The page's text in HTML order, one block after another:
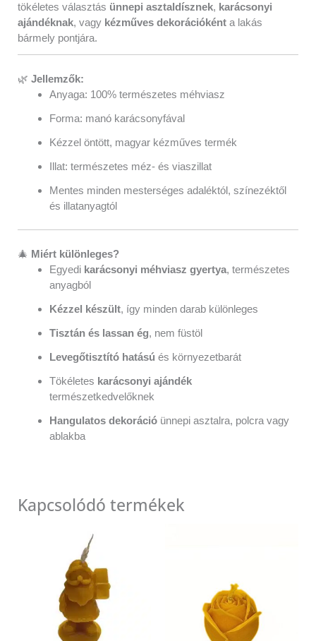
tökéletes választás ünnepi asztaldísznek, karácsonyi
ajándéknak, vagy kézműves dekorációkénta lakás
bármely pontjára.
🌿 Jellemzők:
Anyaga: 100% természetes méhviasz
Forma: manó karácsonyfával
Kézzel öntött, magyar kézműves termék
Illat: természetes méz- és viaszillat
Mentes minden mesterséges adaléktól, színezéktől
és illatanyagtól
🎄 Miért különleges?
Egyedi karácsonyi méhviasz gyertya, természetes
anyagból
Kézzel készült, így minden darab különleges
Tisztán és lassan ég, nem füstöl
Levegőtisztító hatású és környezetbarát
Tökéletes karácsonyi ajándék
természetkedvelőknek
Hangulatos dekorációünnepi asztalra, polcra vagy
ablakba
Kapcsolódó termékek